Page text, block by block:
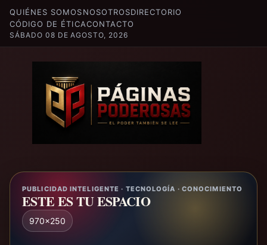
QUIÉNES SOMOSNOSOTROSDIRECTORIO
CÓDIGO DE ÉTICACONTACTO
SÁBADO 08 DE AGOSTO, 2026
PUBLICIDAD INTELIGENTE · TECNOLOGÍA · CONOCIMIENTO
ESTE ES TU ESPACIO
970x250